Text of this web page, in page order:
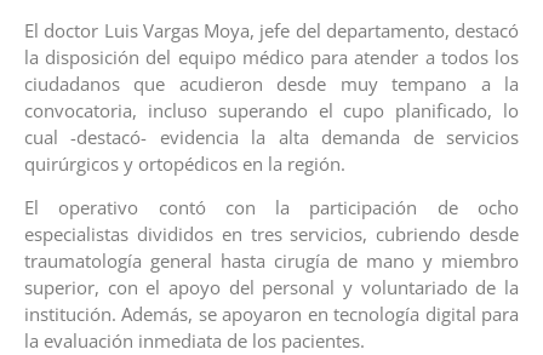
El doctor Luis Vargas Moya, jefe del departamento, destacó
la disposición del equipo médico para atender a todos los
ciudadanos que acudieron desde muy tempano a la
convocatoria, incluso superando el cupo planificado, lo
cual -destacó- evidencia la alta demanda de servicios
quirúrgicos y ortopédicos en la región.
El operativo contó con la participación de ocho
especialistas divididos en tres servicios, cubriendo desde
traumatología general hasta cirugía de mano y miembro
superior, con el apoyo del personal y voluntariado de la
institución. Además, se apoyaron en tecnología digital para
la evaluación inmediata de los pacientes.